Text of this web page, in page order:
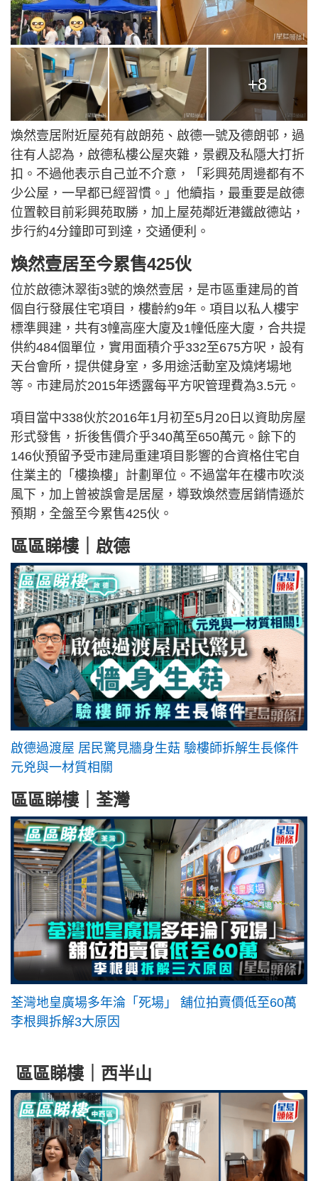
+8
煥然壹居附近屋苑有啟朗苑、啟德一號及德朗邨，過
往有人認為，啟德私樓公屋夾雜，景觀及私隱大打折
扣。不過他表示自己並不介意，「彩興苑周邊都有不
少公屋，一早都已經習慣。」他續指，最重要是啟德
位置較目前彩興苑取勝，加上屋苑鄰近港鐵啟德站，
步行約4分鐘即可到達，交通便利。
煥然壹居至今累售425伙
位於啟德沐翠街3號的煥然壹居，是市區重建局的首
個自行發展住宅項目，樓齡約9年。項目以私人樓宇
標準興建，共有3幢高座大廈及1幢低座大廈，合共提
供約484個單位，實用面積介乎332至675方呎，設有
天台會所，提供健身室，多用途活動室及燒烤場地
等。市建局於2015年透露每平方呎管理費為3.5元。
項目當中338伙於2016年1月初至5月20日以資助房屋
形式發售，折後售價介乎340萬至650萬元。餘下的
146伙預留予受市建局重建項目影響的合資格住宅自
住業主的「樓換樓」計劃單位。不過當年在樓市吹淡
風下，加上曾被誤會是居屋，導致煥然壹居銷情遜於
預期，全盤至今累售425伙。
區區睇樓｜啟德
啟德過渡屋 居民驚見牆身生菇 驗樓師拆解生長條件
元兇與一材質相關
區區睇樓｜荃灣
荃灣地皇廣場多年淪「死場」 舖位拍賣價低至60萬
李根興拆解3大原因
區區睇樓｜西半山